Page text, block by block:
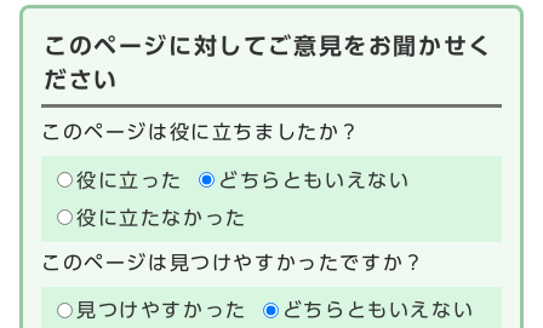
このページに対してご意見をお聞かせく
ださい
このページは役に立ちましたか？
役に立った
どちらともいえない
役に立たなかった
このページは見つけやすかったですか？
見つけやすかった
どちらともいえない